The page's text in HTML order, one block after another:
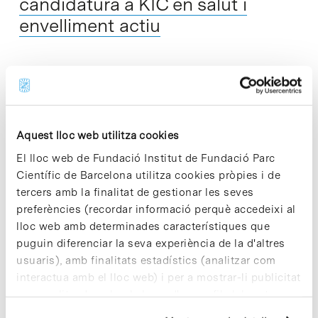
Aquest lloc web utilitza cookies
El lloc web de Fundació Institut de Fundació Parc
Científic de Barcelona utilitza cookies pròpies i de
tercers amb la finalitat de gestionar les seves
preferències (recordar informació perquè accedeixi al
lloc web amb determinades característiques que
puguin diferenciar la seva experiència de la d'altres
usuaris), amb finalitats estadístics (analitzar com
interactua amb el lloc web) i per a mostrar-li publicitat
personalitzada sobre la base d'un perfil elaborat a
envelliment actiu
Consorcis integrats per participants de diferents països
europeus van presentar el passat 10 de setembre a l'Institut
candidatures per constituir-se en comunitat de…
In
El rector visita les instal·lacions
dels Centres Científics i